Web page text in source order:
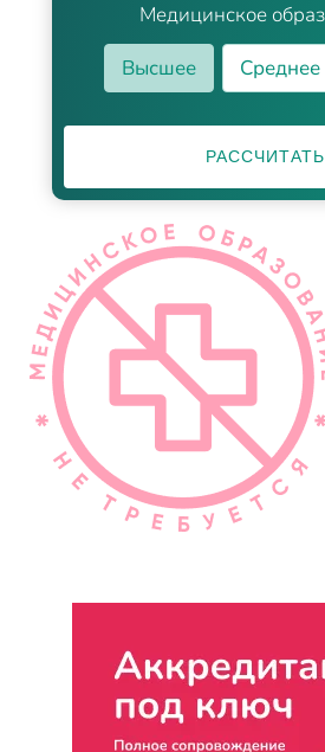
Медицинское
Высшее
Среднее
РАССЧИТАТЬ